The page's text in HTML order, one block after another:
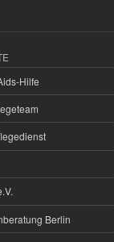
Hilfe
Berlin